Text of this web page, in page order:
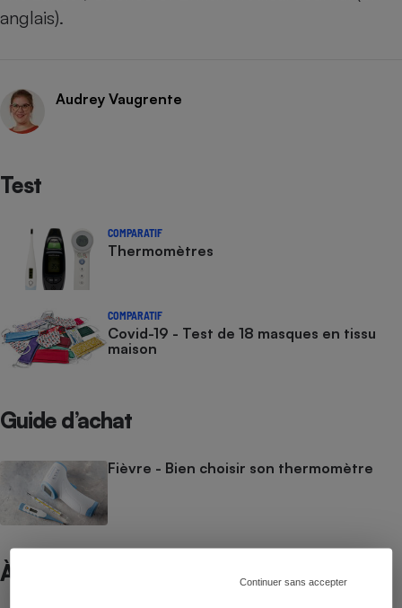
Continuer sans accepter
anglais).
Audrey Vaugrente
Test
COMPARATIF
Thermomètres
COMPARATIF
Covid-19 - Test de 18 masques en tissu
maison
Guide d’achat
Fièvre - Bien choisir son thermomètre
À ne pas manquer